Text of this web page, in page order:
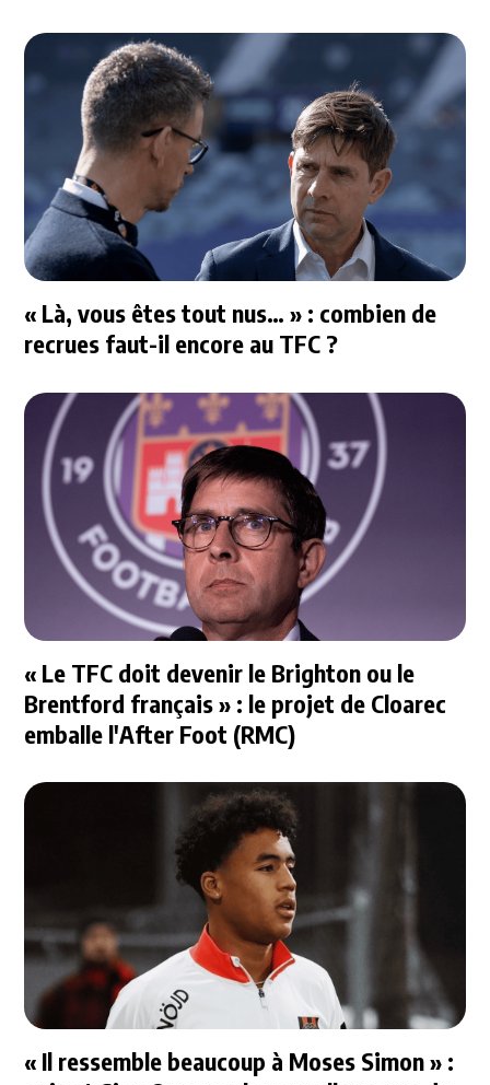
« Là, vous êtes tout nus… » : combien de
recrues faut-il encore au TFC ?
« Le TFC doit devenir le Brighton ou le
Brentford français » : le projet de Cloarec
emballe l'After Foot (RMC)
« Il ressemble beaucoup à Moses Simon » :